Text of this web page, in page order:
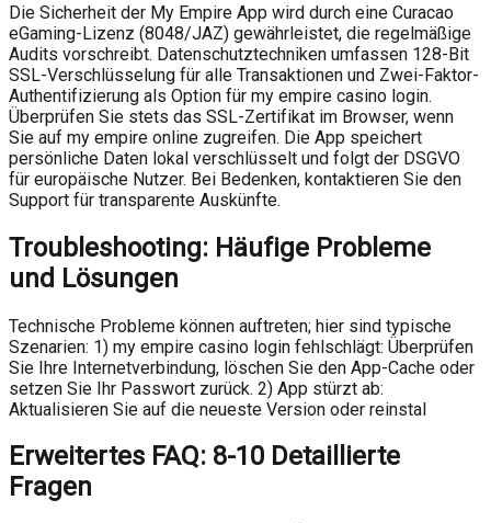
Die Sicherheit der My Empire App wird durch eine Curacao
eGaming-Lizenz (8048/JAZ) gewährleistet, die regelmäßige
Audits vorschreibt. Datenschutztechniken umfassen 128-Bit
SSL-Verschlüsselung für alle Transaktionen und Zwei-Faktor-
Authentifizierung als Option für my empire casino login.
Überprüfen Sie stets das SSL-Zertifikat im Browser, wenn
Sie auf my empire online zugreifen. Die App speichert
persönliche Daten lokal verschlüsselt und folgt der DSGVO
für europäische Nutzer. Bei Bedenken, kontaktieren Sie den
Support für transparente Auskünfte.
Troubleshooting: Häufige Probleme
und Lösungen
Technische Probleme können auftreten; hier sind typische
Szenarien: 1) my empire casino login fehlschlägt: Überprüfen
Sie Ihre Internetverbindung, löschen Sie den App-Cache oder
setzen Sie Ihr Passwort zurück. 2) App stürzt ab:
Aktualisieren Sie auf die neueste Version oder reinstal
Erweitertes FAQ: 8-10 Detaillierte
Fragen